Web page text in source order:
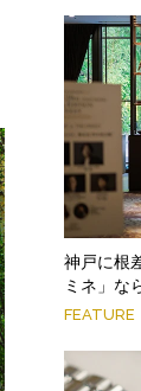
神戸に根
ミネ」な
FEATURE